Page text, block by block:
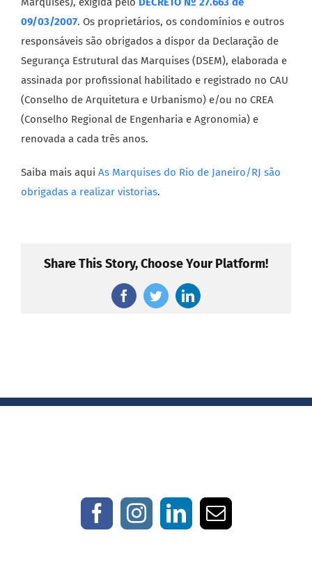
09/03/2007. Os proprietários, os condomínios e outros
responsáveis são obrigados a dispor da Declaração de
Segurança Estrutural das Marquises (DSEM), elaborada e
assinada por profissional habilitado e registrado no CAU
(Conselho de Arquitetura e Urbanismo) e/ou no CREA
(Conselho Regional de Engenharia e Agronomia) e
renovada a cada três anos.
Saiba mais aqui As Marquises do Rio de Janeiro/RJ são
obrigadas a realizar vistorias.
Share This Story, Choose Your Platform!
FacebookTwitterLinkedIn